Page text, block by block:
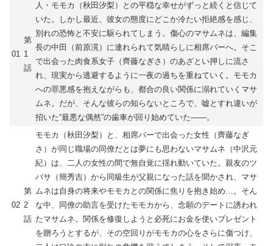
01
第
1
話
人・モモカ（秋田汐梨）との平穏な幸せがずっと続くと信じて
いた。しかし最近、彼女の態度にどこか冷たい拒絶感を感じ、
別れの恐怖と不安に駆られてしまう。傷心のマサムネは、編集
長の中田（前原滉）に連れられて気晴らしに相席バーへ。そこ
で出会った肉食系女子（齊藤なぎさ）のあざとい押しに流さ
れ、現実から逃避するように一夜の過ちを重ねていく。モモカ
への罪悪感を抱えながらも、都合の良い関係に溺れていくマサ
ムネ。だが、そんな彼らの知らないところで、嘘とすれ違いが
招いた“最悪な偶然”の歯車が回り始めていた――。
02
第
2
話
モモカ（秋田汐梨）と、相席バーで出会った女性（齊藤なぎ
さ）が同じ職場の同僚だとは夢にも思わないマサムネ（中沢元
紀）は、二人の女性の間で無自覚に揺れ動いていた。親友のツ
バサ（簡秀吉）から同級生が父親になった話を聞かされ、マサ
ムネは自身の将来やモモカとの関係に焦りを抱き始め…。そん
な中、同僚の助言を受けたモモカから、念願のデートに誘われ
たマサムネ。関係を修復しようと必死にお金を使いプレゼント
を贈ろうとするが、その空回りがモモカの心をさらに傷つけ、